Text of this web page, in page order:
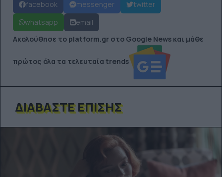
facebook messenger
twitter
whatsapp
email
Ακολούθησε το platform.gr στο Google News και μάθε
πρώτος όλα τα τελευταία trends
ΔΙΑΒΆΣΤΕ ΕΠΊΣΗΣ